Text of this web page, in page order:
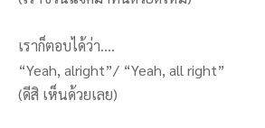
เราก็ตอบได้ว่า….
“Yeah, alright”/ “Yeah, all right”
(ดีสิ เห็นด้วยเลย)